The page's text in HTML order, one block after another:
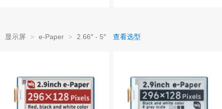
显示屏
> e-Paper > 2.66″ - 5″ 查看选型